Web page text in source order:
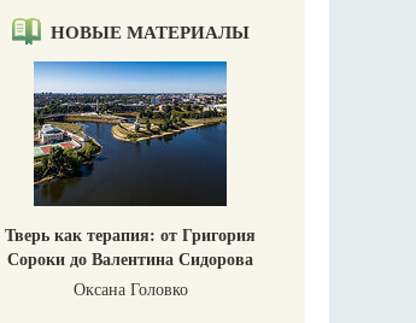
НОВЫЕ МАТЕРИАЛЫ
Тверь как терапия: от Григория
Сороки до Валентина Сидорова
Оксана Головко